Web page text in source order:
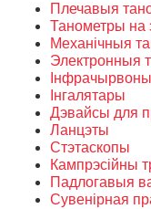
Плечавыя
Танометры на
Механічныя
Электронныя
Інгалятары
Дэвайсы для
Ланцэты
Cтэтаскопы
Кампрэсійны
Падлогавыя
Сувенірная